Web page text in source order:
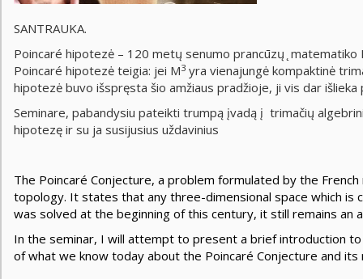
SANTRAUKA.
Poincaré hipotezė – 120 metų senumo prancūzų
Poincaré hipotezė teigia: jei M3 yra vienajungė kompaktinė
hipotezė buvo išspręsta šio amžiaus pradžioje, ji vis dar išlieka
Seminare, pabandysiu pateikti trumpą įvadą į trimačių
hipotezę ir su ja susijusius uždavinius
The Poincaré Conjecture, a problem formulated by the
topology. It states that any three-dimensional space which is
was solved at the beginning of this century, it still remains an
In the seminar, I will attempt to present a brief introduction
of what we know today about the Poincaré Conjecture and